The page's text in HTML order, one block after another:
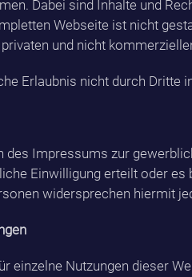
Dabei sind Inhalte und
Webseite ist nicht
und nicht
Erlaubnis nicht durch Dritte
des Impressums zur
Einwilligung erteilt oder
widersprechen hiermit
einzelne Nutzungen dieser